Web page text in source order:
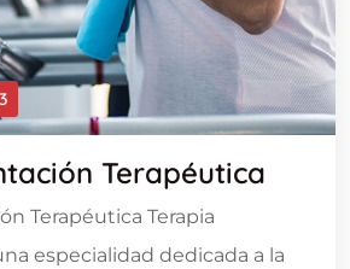
Terapéutica
Terapéutica Terapia
especialidad dedicada a la